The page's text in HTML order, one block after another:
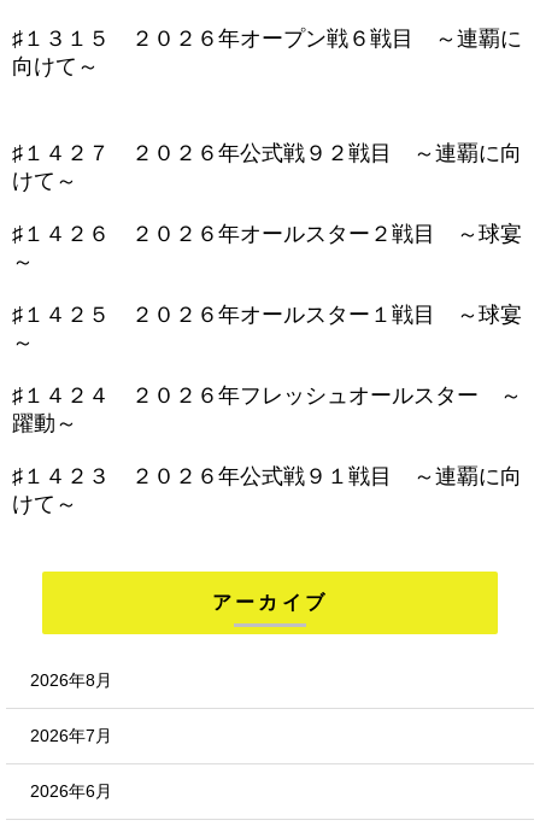
♯１３１５ ２０２６年オープン戦６戦目 ～連覇に
向けて～
♯１４２７ ２０２６年公式戦９２戦目 ～連覇に向
けて～
♯１４２６ ２０２６年オールスター２戦目 ～球宴
～
♯１４２５ ２０２６年オールスター１戦目 ～球宴
～
♯１４２４ ２０２６年フレッシュオールスター ～
躍動～
♯１４２３ ２０２６年公式戦９１戦目 ～連覇に向
けて～
アーカイブ
2026年8月
2026年7月
2026年6月